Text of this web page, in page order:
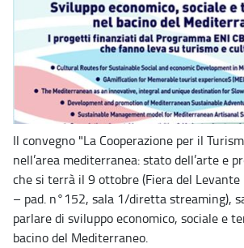
Il convegno "La Cooperazione per il
nell’area mediterranea: stato dell’arte e
che si terrà il 9 ottobre (Fiera del
– pad. n°152, sala 1/diretta streaming),
parlare di sviluppo economico, sociale e
bacino del Mediterraneo.